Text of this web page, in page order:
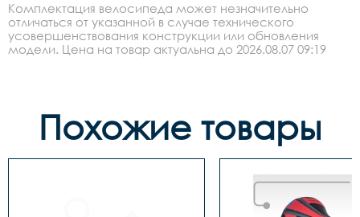
Комплектация велосипеда может незначительно
отличаться от указанной в случае технического
усовершенствования конструкции или обновления
модели. Цена на товар актуальна до 2026.08.07 09:19
Похожие товары